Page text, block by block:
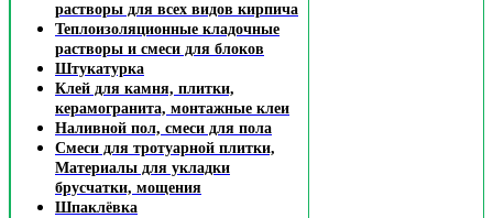
растворы для всех видов кирпича
Теплоизоляционные кладочные
растворы и смеси для блоков
Штукатурка
Клей для камня, плитки,
керамогранита, монтажные клеи
Наливной пол, смеси для пола
Смеси для тротуарной плитки,
Материалы для укладки
брусчатки, мощения
Шпаклёвка